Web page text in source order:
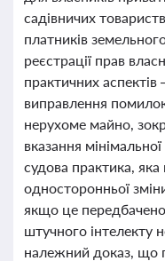
садівничих
платників
реєстрації прав
практичних
виправлення
нерухоме майно,
вказання
судова практика, яка
односторонньої
якщо це
штучного інтелекту
належний доказ, що